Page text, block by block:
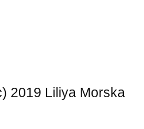
2019 Liliya Morska